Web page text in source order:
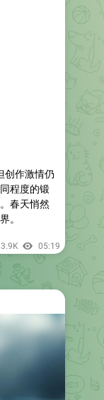
创作激情仍
程度的锻
春天悄然
。
3.9K 05:19